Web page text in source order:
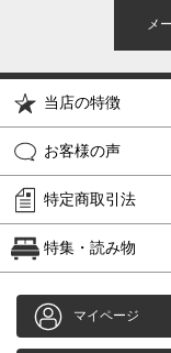
メ
当店の特徴
お客様の声
特定商取引法
特集・読み物
マイページ